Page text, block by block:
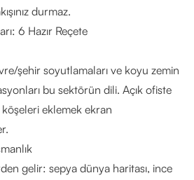
durmaz.
6 Hazır Reçete
şehir soyutlamaları ve koyu zemin
bu sektörün dili. Açık ofiste
eklemek ekran
gelir: sepya dünya haritası, ince